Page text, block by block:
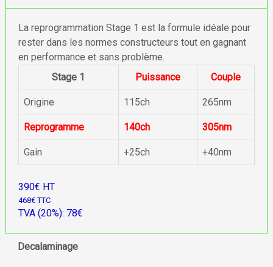
La reprogrammation Stage 1 est la formule idéale pour
rester dans les normes constructeurs tout en gagnant
en performance et sans problème.
Stage 1
Puissance Couple
Origine 115ch 265nm
Reprogramme 140ch 305nm
Gain +25ch +40nm
390€ HT
468€ TTC
TVA (20%): 78€
Decalaminage